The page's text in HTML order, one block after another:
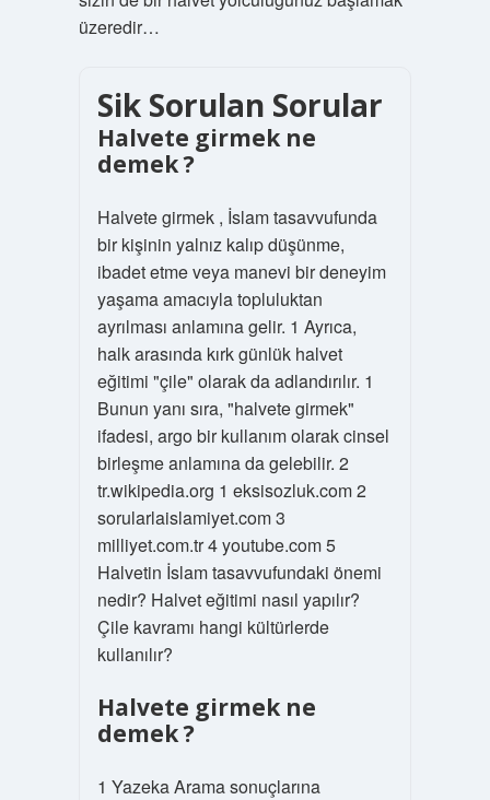
üzeredir…
Sik Sorulan Sorular
Halvete girmek ne
demek ?
Halvete girmek , İslam tasavvufunda
bir kişinin yalnız kalıp düşünme,
ibadet etme veya manevi bir deneyim
yaşama amacıyla topluluktan
ayrılması anlamına gelir. 1 Ayrıca,
halk arasında kırk günlük halvet
eğitimi "çile" olarak da adlandırılır. 1
Bunun yanı sıra, "halvete girmek"
ifadesi, argo bir kullanım olarak cinsel
birleşme anlamına da gelebilir. 2
tr.wikipedia.org 1 eksisozluk.com 2
sorularlaislamiyet.com 3
milliyet.com.tr 4 youtube.com 5
Halvetin İslam tasavvufundaki önemi
nedir? Halvet eğitimi nasıl yapılır?
Çile kavramı hangi kültürlerde
kullanılır?
Halvete girmek ne
demek ?
1 Yazeka Arama sonuçlarına